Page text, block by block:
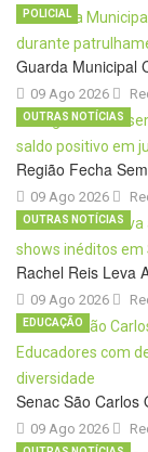
Guarda Municipal
09 Ago 2026
POLICIAL
Região Fecha
09 Ago 2026
OUTRAS NOTÍCIAS
Rachel Reis Leva
09 Ago 2026
OUTRAS NOTÍCIAS
Senac São Carlos
09 Ago 2026
EDUCAÇÃO